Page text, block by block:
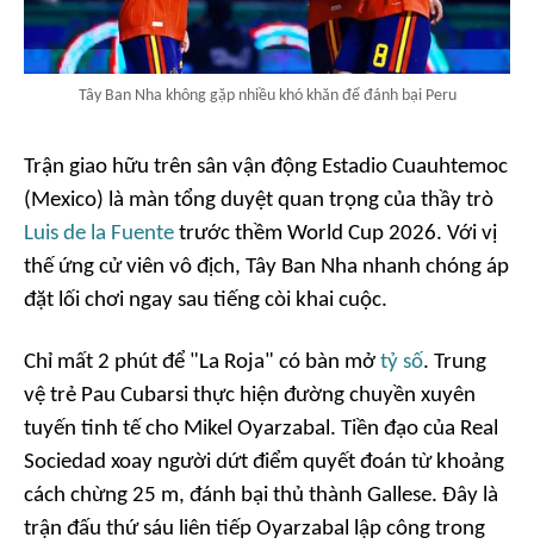
Tây Ban Nha không gặp nhiều khó khăn để đánh bại Peru
Trận giao hữu trên sân vận động Estadio Cuauhtemoc
(Mexico) là màn tổng duyệt quan trọng của thầy trò
Luis de la Fuente trước thềm World Cup 2026. Với vị
thế ứng cử viên vô địch, Tây Ban Nha nhanh chóng áp
đặt lối chơi ngay sau tiếng còi khai cuộc.
Chỉ mất 2 phút để "La Roja" có bàn mở tỷ số. Trung
vệ trẻ Pau Cubarsi thực hiện đường chuyền xuyên
tuyến tinh tế cho Mikel Oyarzabal. Tiền đạo của Real
Sociedad xoay người dứt điểm quyết đoán từ khoảng
cách chừng 25 m, đánh bại thủ thành Gallese. Đây là
trận đấu thứ sáu liên tiếp Oyarzabal lập công trong